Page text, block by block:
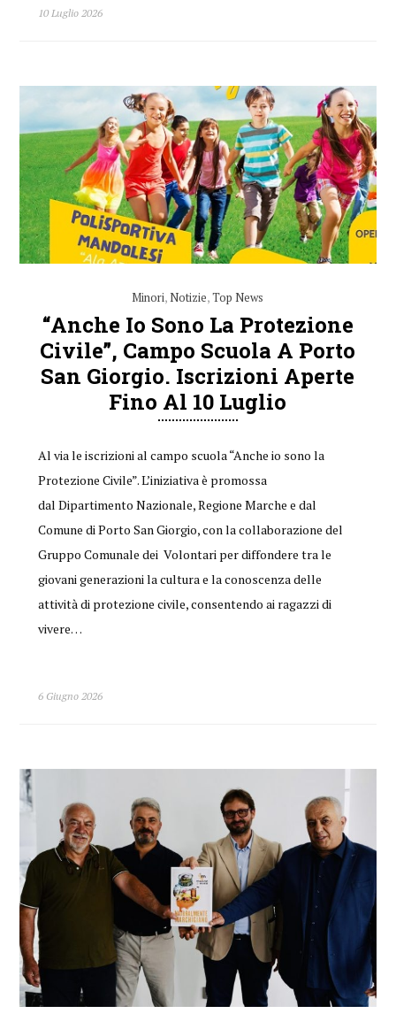
10 Luglio 2026
Minori,Notizie,Top News
“Anche Io Sono La Protezione
Civile”, Campo Scuola A Porto
San Giorgio. Iscrizioni Aperte
Fino Al 10 Luglio
Al via le iscrizioni al campo scuola “Anche io sono la
Protezione Civile”. L’iniziativa è promossa
dal Dipartimento Nazionale, Regione Marche e dal
Comune di Porto San Giorgio, con la collaborazione del
Gruppo Comunale dei Volontari per diffondere tra le
giovani generazioni la cultura e la conoscenza delle
attività di protezione civile, consentendo ai ragazzi di
vivere…
6 Giugno 2026